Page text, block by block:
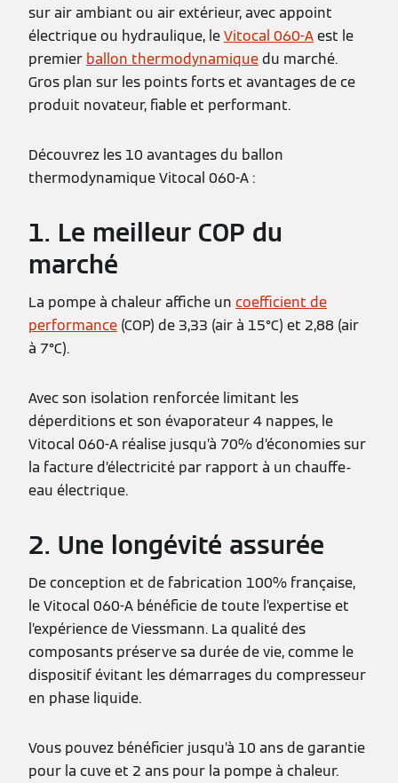
sur air ambiant ou air extérieur, avec appoint
électrique ou hydraulique, leVitocal 060-Aest le
premier ballon thermodynamiquedu marché.
Gros plan sur les points forts et avantages de ce
produit novateur, fiable et performant.
Découvrez les 10 avantages du ballon
thermodynamique Vitocal 060-A :
1. Le meilleur COP du
marché
La pompe à chaleur affiche un coefficient de
performance (COP) de 3,33 (air à 15°C) et 2,88 (air
à 7°C).
Avec son isolation renforcée limitant les
déperditions et son évaporateur 4 nappes, le
Vitocal 060-A réalise jusqu’à 70% d’économies sur
la facture d’électricité par rapport à un chauffe-
eau électrique.
2. Une longévité assurée
De conception et de fabrication 100% française,
le Vitocal 060-A bénéficie de toute l’expertise et
l’expérience de Viessmann. La qualité des
composants préserve sa durée de vie, comme le
dispositif évitant les démarrages du compresseur
en phase liquide.
Vous pouvez bénéficier jusqu’à 10 ans de garantie
pour la cuve et 2 ans pour la pompe à chaleur.